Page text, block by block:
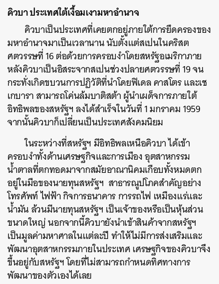
คิวบา ประเทศใต้เงื้อมเงามหาอำนาจ
คิวบาเป็นประเทศที่เคยตกอยู่ภายใต้การยึดครองของ
มหาอำนาจมาเป็นเวลานาน นับตั้งแต่สเปนในคริสต
ศตวรรษที่ 16 ต่อด้วยการครอบงำโดยสหรัฐอเมริกาภาย
หลังคิวบาเป็นอิสระจากสเปนช่วงปลายศตวรรษที่ 19 จน
กระทั่งเกิดขบวนการปฏิวัติที่นำโดยฟิเดล คาสโตร และเช
เกบารา สามารถโค่นล้มบาติสต้า ผู้นำเผด็จการภายใต้
อิทธิพลของสหรัฐฯ ลงได้สำเร็จในวันที่ 1 มกราคม 1959
จากนั้นคิวบาก็เปลี่ยนเป็นประเทศสังคมนิยม
ในระหว่างที่สหรัฐฯ มีอิทธิพลเหนือคิวบา ได้เข้า
ครอบงำทั้งด้านเศรษฐกิจและการเมือง อุตสาหกรรม
น้ำตาลที่ตกทอดมาจากสมัยอาณานิคมเกือบทั้งหมดตก
อยู่ในมือของนายทุนสหรัฐฯ สาธารณูปโภคสำคัญอย่าง
โทรศัพท์ ไฟฟ้า กิจการธนาคาร การรถไฟ เหมืองแร่และ
น้ำมัน ล้วนมีนายทุนสหรัฐฯ เป็นเจ้าของหรือเป็นหุ้นส่วน
ขนาดใหญ่ นอกจากนี้คิวบายังนำเข้าสินค้าจากสหรัฐฯ
เป็นมูลค่ามหาศาลในแต่ละปี ทำให้ไม่มีการส่งเสริมและ
พัฒนาอุตสาหกรรมภายในประเทศ เศรษฐกิจของคิวบาจึง
ขึ้นอยู่กับสหรัฐฯ โดยที่ไม่สามารถกำหนดทิศทางการ
พัฒนาของตัวเองได้เลย